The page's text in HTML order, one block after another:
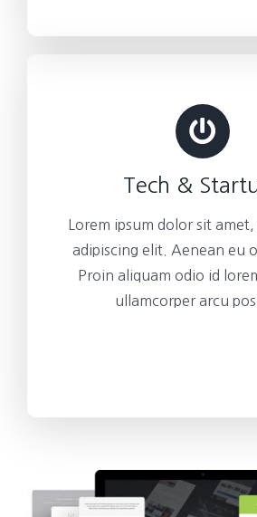
Tech &
Lorem ipsum dolor sit
adipiscing elit. Aenean eu
Proin aliquam odio id
ullamcorper arcu